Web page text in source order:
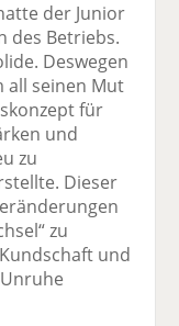
der Junior
des Betriebs.
Deswegen
all seinen Mut
für
und
zu
Dieser
zu
und